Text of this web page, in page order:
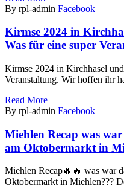
By rpl-admin Facebook
Kirmse 2024 in
Was für eine super
Kirmse 2024 in Kirchhasel
Veranstaltung. Wir hoffen ihr
Read More
By rpl-admin Facebook
Miehlen Recap was
am Oktobermarkt in
Miehlen Recap🔥🔥 was war
Oktobermarkt in Miehlen???